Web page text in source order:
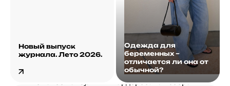
Новый выпуск
журнала. Лето 2026.
Одежда для
беременных –
отличается ли она от
обычной?